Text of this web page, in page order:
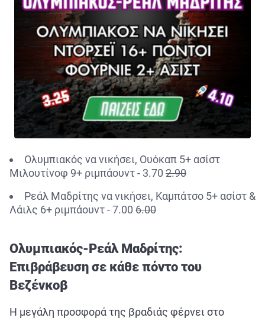
Ολυμπιακός να νικήσει, Ουόκαπ 5+ ασίστ
Μιλουτίνοφ 9+ ριμπάουντ - 3.70 2.90
Ρεάλ Μαδρίτης να νικήσει, Καμπάτσο 5+ ασίστ &
Λάιλς 6+ ριμπάουντ - 7.00 6.00
Ολυμπιακός-Ρεάλ Μαδρίτης:
Επιβράβευση σε κάθε πόντο του
Βεζένκοβ
Η μεγάλη προσφορά της βραδιάς φέρνει στο